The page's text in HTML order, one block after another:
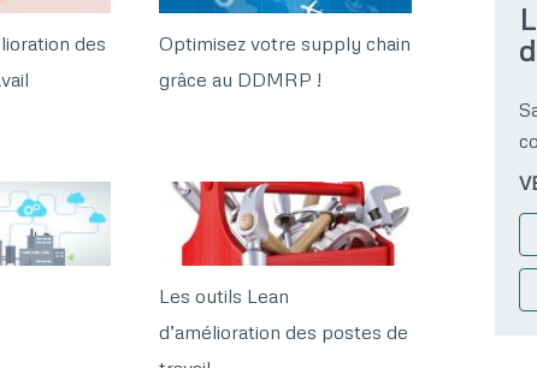
des
Optimisez votre supply chain
grâce au DDMRP !
Les outils Lean
d’amélioration des postes de